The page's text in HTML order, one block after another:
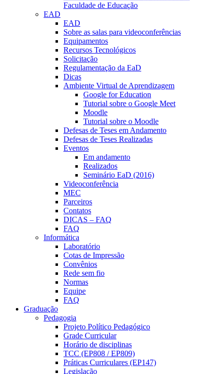
Faculdade de Educação
EAD
EAD
Sobre as salas para videoconferências
Equipamentos
Recursos Tecnológicos
Solicitação
Regulamentação da EaD
Dicas
Ambiente Virtual de Aprendizagem
Google for Education
Tutorial sobre o Google Meet
Moodle
Tutorial sobre o Moodle
Defesas de Teses em Andamento
Defesas de Teses Realizadas
Eventos
Em andamento
Realizados
Seminário EaD (2016)
Videoconferência
MEC
Parceiros
Contatos
DICAS – FAQ
FAQ
Informática
Laboratório
Cotas de Impressão
Convênios
Rede sem fio
Normas
Equipe
FAQ
Graduação
Pedagogia
Projeto Político Pedagógico
Grade Curricular
Horário de disciplinas
TCC (EP808 / EP809)
Práticas Curriculares (EP147)
Legislação